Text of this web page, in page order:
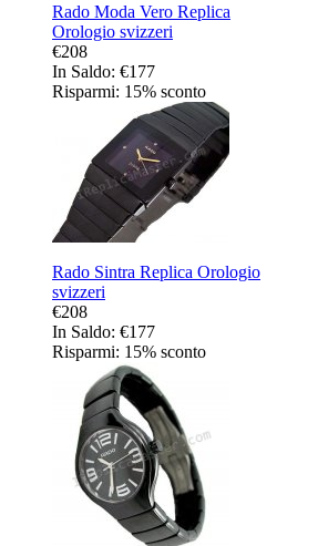
Rado Moda Vero Replica
Orologio svizzeri
€208
In Saldo: €177
Risparmi: 15% sconto
Rado Sintra Replica Orologio
svizzeri
€208
In Saldo: €177
Risparmi: 15% sconto